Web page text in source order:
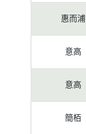
惠而浦
意高
意高
簡栢